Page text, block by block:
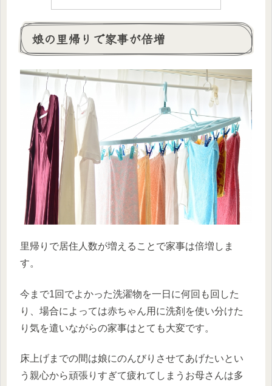
娘の里帰りで家事が倍増
里帰りで居住人数が増えることで家事は倍増しま
す。
今まで1回でよかった洗濯物を一日に何回も回した
り、場合によっては赤ちゃん用に洗剤を使い分けた
り気を遣いながらの家事はとても大変です。
床上げまでの間は娘にのんびりさせてあげたいとい
う親心から頑張りすぎて疲れてしまうお母さんは多